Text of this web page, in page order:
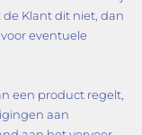
Klant dit niet, dan
eventuele
een product regelt,
aan